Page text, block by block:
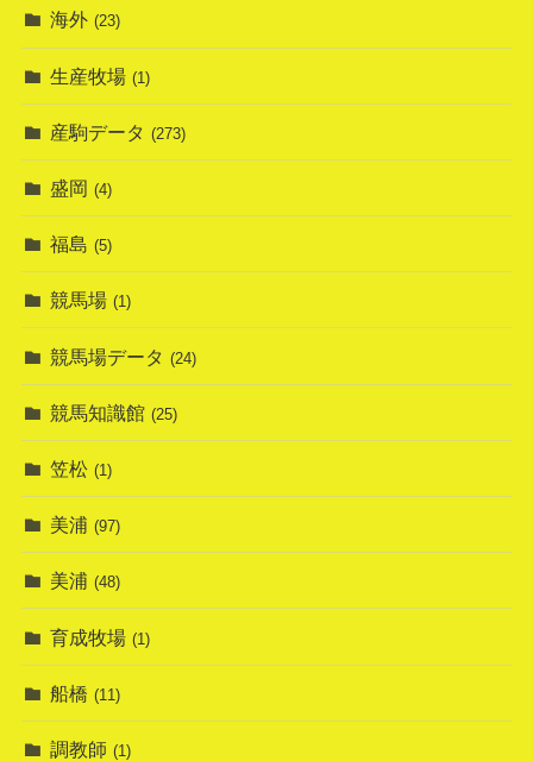
海外 (23)
生産牧場 (1)
産駒データ (273)
盛岡 (4)
福島 (5)
競馬場 (1)
競馬場データ (24)
競馬知識館 (25)
笠松 (1)
美浦 (97)
美浦 (48)
育成牧場 (1)
船橋 (11)
調教師 (1)